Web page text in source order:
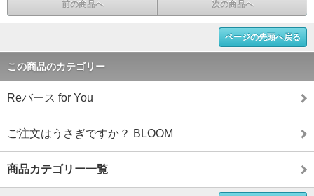
前の商品へ 次の商品へ
ページの先頭へ戻る
この商品のカテゴリー
Reバース for You
ご注文はうさぎですか？ BLOOM
商品カテゴリー一覧